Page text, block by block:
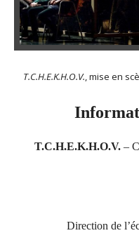
T.C.H.E.K.H.O.V., mise en
T.C.H.E.K.H.O.V. –
Direction de